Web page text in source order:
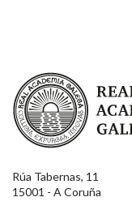
Real Academia Galega
Rúa Tabernas, 11
15001 - A Coruña